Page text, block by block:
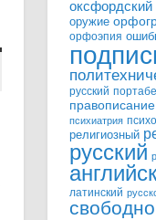
оксфордский
оружие
орфоэпия
русский
правописание
психиатрия
религиозный
русский
латинский
свободно